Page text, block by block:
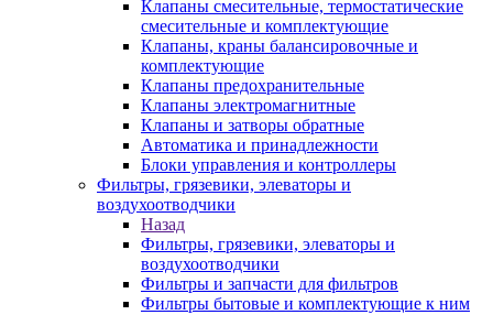
Клапаны смесительные, термостатические
смесительные и комплектующие
Клапаны, краны балансировочные и
комплектующие
Клапаны предохранительные
Клапаны электромагнитные
Клапаны и затворы обратные
Автоматика и принадлежности
Блоки управления и контроллеры
Фильтры, грязевики, элеваторы и
воздухоотводчики
Назад
Фильтры, грязевики, элеваторы и
воздухоотводчики
Фильтры и запчасти для фильтров
Фильтры бытовые и комплектующие к ним